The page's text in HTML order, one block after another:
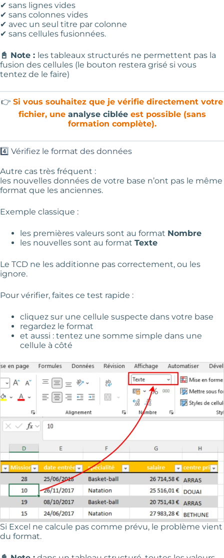
✔ sans lignes vides
✔ sans colonnes vides
✔ avec un seul titre par colonne
✔ sans cellules fusionnées.
📓 Note : les tableaux structurés ne permettent pas la
fusion des cellules (le bouton restera grisé si vous
tentez de le faire)
👉 Si vous souhaitez que je vérifie directement votre
fichier, une analyse ciblée est possible (sans
formation complète).
4️⃣ Vérifiez le format des données
Autre cas très fréquent :
les nouvelles données de votre base n’ont pas le même
format que les anciennes.
Exemple classique :
les premières valeurs sont au format Nombre
les nouvelles sont au format Texte
Le TCD ne les additionne pas correctement, ou les
ignore.
Pour vérifier, faites ce test rapide :
cliquez sur une cellule suspecte dans votre base
regardez le format
et aussi : tentez une somme simple dans une
cellule à côté
Si Excel ne calcule pas comme prévu, le problème vient
du format.